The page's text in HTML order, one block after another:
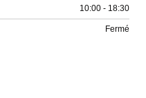
10:00 - 18:30
Fermé